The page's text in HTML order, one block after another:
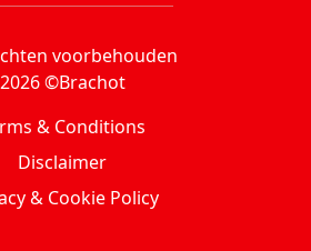
voorbehouden
2026 ©Brachot
& Conditions
Disclaimer
& Cookie Policy